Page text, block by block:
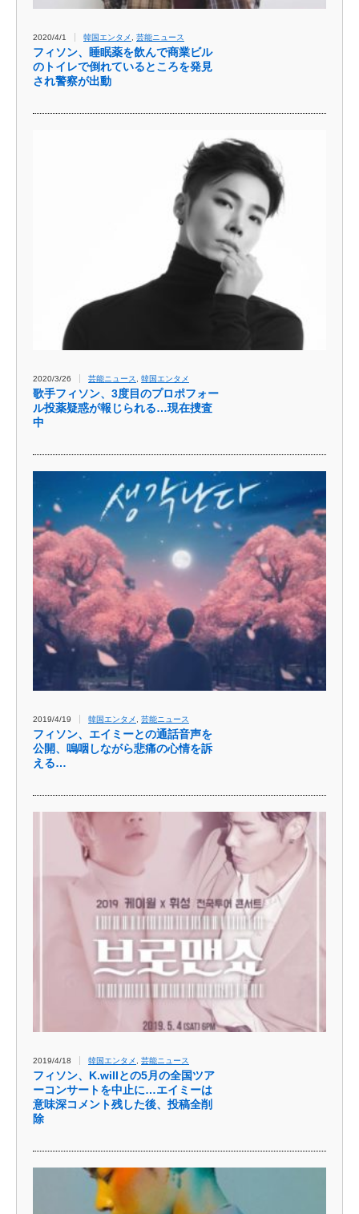
2020/4/1 韓国エンタメ 芸能ニュース
フィソン、睡眠薬を飲んで商業ビル
のトイレで倒れているところを発見
され警察が出動
2020/3/26 芸能ニュース 韓国エンタメ
歌手フィソン、3度目のプロポフォー
ル投薬疑惑が報じられる…現在捜査
中
2019/4/19 韓国エンタメ 芸能ニュース
フィソン、エイミーとの通話音声を
公開、嗚咽しながら悲痛の心情を訴
える…
2019/4/18 韓国エンタメ 芸能ニュース
フィソン、K.willとの5月の全国ツア
ーコンサートを中止に…エイミーは
意味深コメント残した後、投稿全削
除